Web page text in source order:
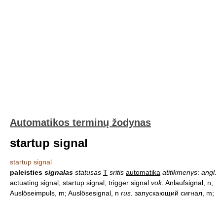
Automatikos terminų žodynas
startup signal
startup signal
paleisties signalas statusas T sritis automatika atitikmenys: angl.
actuating signal; startup signal; trigger signal vok. Anlaufsignal, n;
Auslöseimpuls, m; Auslösesignal, n rus. запускающий сигнал, m;